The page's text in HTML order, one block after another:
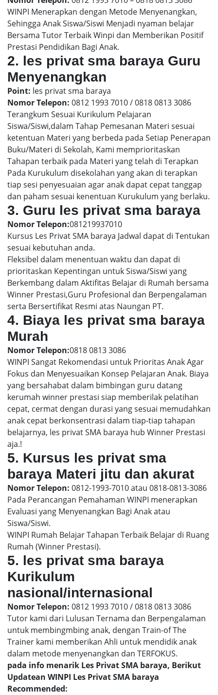
WINPI Menerapkan dengan Metode Menyenangkan,
Sehingga Anak Siswa/Siswi Menjadi nyaman belajar
Bersama Tutor Terbaik Winpi dan Memberikan Positif
Prestasi Pendidikan Bagi Anak.
2. les privat sma baraya Guru
Menyenangkan
Point: les privat sma baraya
Nomor Telepon: 0812 1993 7010 / 0818 0813 3086
Terangkum Sesuai Kurikulum Pelajaran
Siswa/Siswi,dalam Tahap Pemesanan Materi sesuai
ketentuan Materi yang berbeda pada Setiap Penerapan
Buku/Materi di Sekolah, Kami memprioritaskan
Tahapan terbaik pada Materi yang telah di Terapkan
Pada Kurukulum disekolahan yang akan di terapkan
tiap sesi penyesuaian agar anak dapat cepat tanggap
dan paham sesuai kenentuan Kurukulum yang berlaku.
3. Guru les privat sma baraya
Nomor Telepon:081219937010
Kursus Les Privat SMA baraya Jadwal dapat di Tentukan
sesuai kebutuhan anda.
Fleksibel dalam menentuan waktu dan dapat di
prioritaskan Kepentingan untuk Siswa/Siswi yang
Berkembang dalam Aktifitas Belajar di Rumah bersama
Winner Prestasi,Guru Profesional dan Berpengalaman
serta Bersertifikat Resmi atas Naungan PT.
4. Biaya les privat sma baraya
Murah
Nomor Telepon:0818 0813 3086
WINPI Sangat Rekomendasi untuk Prioritas Anak Agar
Fokus dan Menyesuaikan Konsep Pelajaran Anak. Biaya
yang bersahabat dalam bimbingan guru datang
kerumah winner prestasi siap memberilak pelatihan
cepat, cermat dengan durasi yang sesuai memudahkan
anak cepat berkonsentrasi dalam tiap-tiap tahapan
belajarnya, les privat SMA baraya hub Winner Prestasi
aja.!
5. Kursus les privat sma
baraya Materi jitu dan akurat
Nomor Telepon: 0812-1993-7010 atau 0818-0813-3086
Pada Perancangan Pemahaman WINPI menerapkan
Evaluasi yang Menyenangkan Bagi Anak atau
Siswa/Siswi.
WINPI Rumah Belajar Tahapan Terbaik Belajar di Ruang
Rumah (Winner Prestasi).
5. les privat sma baraya
Kurikulum
nasional/internasional
Nomor Telepon: 0812 1993 7010 / 0818 0813 3086
Tutor kami dari Lulusan Ternama dan Berpengalaman
untuk membingmbing anak, dengan Train-of The
Trainer kami memberikan Ahli untuk mendidik anak
dalam metode menyenangkan dan TERFOKUS.
pada info menarik Les Privat SMA baraya, Berikut
Updatean WINPI Les Privat SMA baraya
Recommended: